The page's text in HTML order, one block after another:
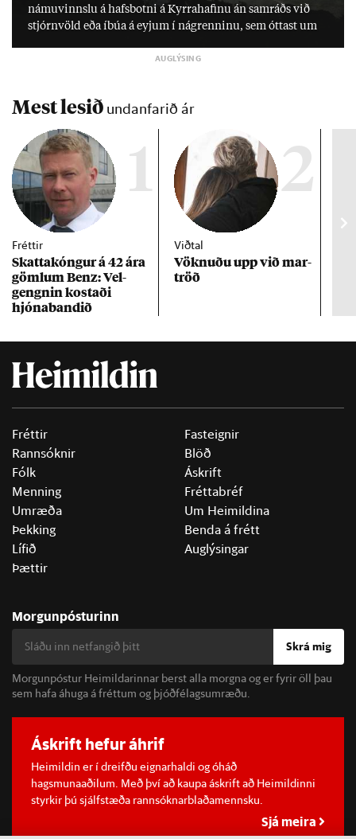
námu­vinnslu á hafs­botni á Kyrra­haf­inu án sam­ráðs við
stjórn­völd eða íbúa á eyj­um í ná­grenn­inu, sem ótt­ast um
Mest lesið undanfarið ár
1
Fréttir
Skattakóng­ur á 42 ára
göml­um Benz: Vel­
gengn­in kostaði
hjóna­band­ið
2
Viðtal
Vökn­uðu upp við mar­
tröð
Fréttir
Rannsóknir
Fólk
Menning
Umræða
Þekking
Lífið
Þættir
Fasteignir
Blöð
Áskrift
Fréttabréf
Um Heimildina
Benda á frétt
Auglýsingar
Morgunpósturinn
Skrá mig
Morgunpóstur Heimildarinnar berst alla morgna og er fyrir öll þau
sem hafa áhuga á fréttum og þjóðfélagsumræðu.
Áskrift hefur áhrif
Heimildin er í dreifðu eignarhaldi og óháð
hagsmunaaðilum. Með því að kaupa áskrift að Heimildinni
styrkir þú sjálfstæða rannsóknarblaðamennsku.
Sjá meira